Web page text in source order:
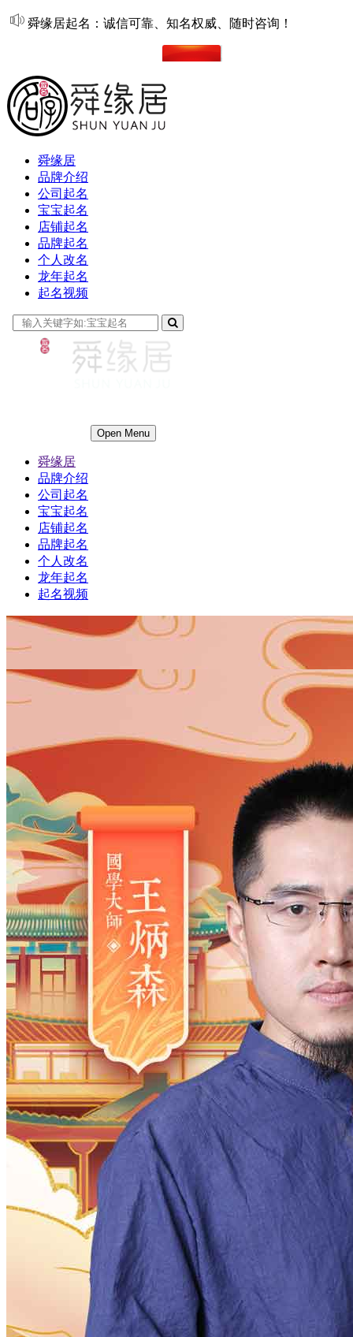
舜缘居起名：诚信可靠、知名权威、随时咨询！
舜缘居
品牌介绍
公司起名
宝宝起名
店铺起名
品牌起名
个人改名
龙年起名
起名视频
Open Menu
舜缘居
品牌介绍
公司起名
宝宝起名
店铺起名
品牌起名
个人改名
龙年起名
起名视频
男
男 女
出生时间
2026年 日10 时28分
年
2028
2027 2026 2025 2024
2023
2022
2021 2020 2019 2018
2015
2014 2013 2012 2011
2009
2008 2007 2006 2005
2003
2002
2001 2000 1999 1998
1997
1995 1994 1993 1991
1990
1989
1988 1987 1986 1985
1984
1983
1982 1981 1980 1979 1978
1977
1976
1975 1974 1973 1972
1971
1969 1968 1967 1966 1965
1964
1963
1962 1961 1960 1959
1958
1957
1956 1955 1953 1952
1951
1950
1949 1948 1947
1944
1943 1942 1941 1940 1939
1938
1937
1936 1935 1934 1933
1932
1931
1930 1928 1927 1926
1924
1923 1922 1920
1919
1918
1916 1915 1914
1912
1911
1909 1908 1907
1905
1904 1903 1902 1900
12
11 7
31
30 29 28 27 25 24